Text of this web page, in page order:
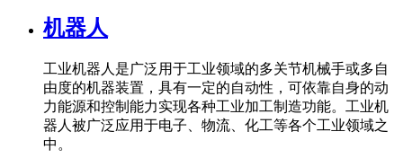
机器人
工业机器人是广泛用于工业领域的多关节机械手或多自
由度的机器装置，具有一定的自动性，可依靠自身的动
力能源和控制能力实现各种工业加工制造功能。工业机
器人被广泛应用于电子、物流、化工等各个工业领域之
中。